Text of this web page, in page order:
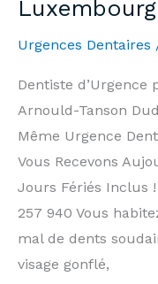
Weekends
&
Public
Holidays
|
Arnould-
Tanson
Practice
Luxembourg
Luxembourg
Urgences Dentaires
Dentiste d’Urgence
Arnould-Tanson
Même Urgence
Vous Recevons
Jours Fériés Inclus
257 940 Vous
mal de dents
visage gonflé,